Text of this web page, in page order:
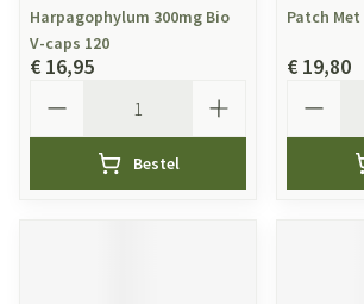
Harpagophylum 300mg Bio
V-caps 120
€ 16,95
Bestel
Patch Met
€ 19,80